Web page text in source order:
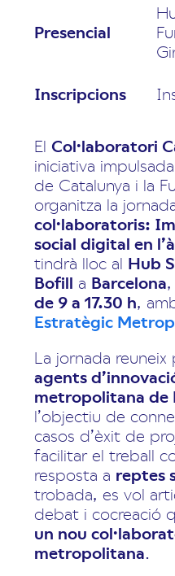
Presencial
Inscripcions
El Col·laboratori
iniciativa
de Catalunya i la
organitza la
col·laboratoris:
social digital en
tindrà lloc al Hub
Bofill a Barcelona
de 9 a 17.30 h,
Estratègic
La jornada
agents
metropolitana de
l’objectiu de
casos d’èxit de
facilitar el treball
resposta a reptes
trobada, es vol
debat i cocreació
un nou
metropolitana.